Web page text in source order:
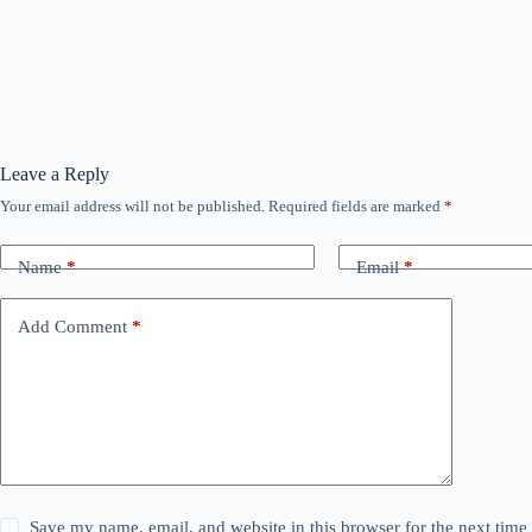
Leave a Reply
Your email address will not be published. Required fields are marked *
Name* Email*
Add Comment *
Save my name, email, and website in this browser for the next